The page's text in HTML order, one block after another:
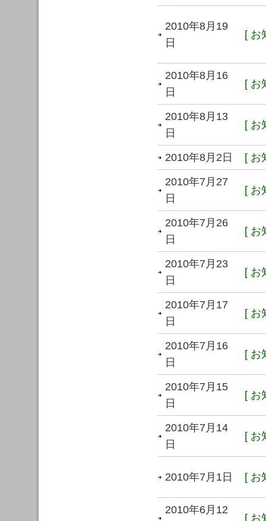
2010年8月19
日
[ お
2010年8月16
日
[ お
2010年8月13
日
[ お
2010年8月2日 [ お
2010年7月27
日
[ お
2010年7月26
日
[ お
2010年7月23
日
[ お
2010年7月17
日
[ お
2010年7月16
日
[ お
2010年7月15
日
[ お
2010年7月14
日
[ お
2010年7月1日 [ お
2010年6月12
[ お